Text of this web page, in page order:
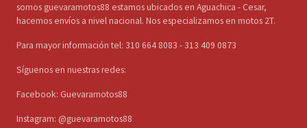
somos guevaramotos88 estamos ubicados en Aguachica - Cesar,
hacemos envíos a nivel nacional. Nos especializamos en motos 2T.
Para mayor información tel: 310 664 8083 - 313 409 0873
Síguenos en nuestras redes:
Facebook: Guevaramotos88
Instagram: @guevaramotos88